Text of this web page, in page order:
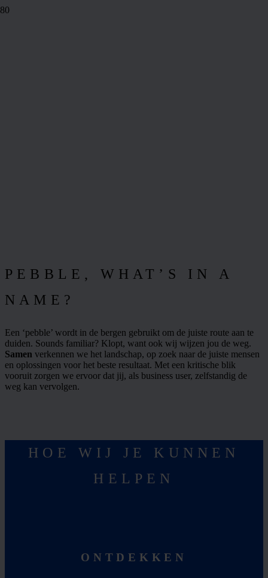
PEBBLE, WHAT’S IN A
NAME?
Een ‘pebble’ wordt in de bergen gebruikt om de juiste route aan te
duiden. Sounds familiar? Klopt, want ook wij wijzen jou de weg.
Samen verkennen we het landschap, op zoek naar de juiste mensen
en oplossingen voor het beste resultaat. Met een kritische blik
vooruit zorgen we ervoor dat jij, als business user, zelfstandig de
weg kan vervolgen.
HOE WIJ JE KUNNEN
HELPEN
ONTDEKKEN